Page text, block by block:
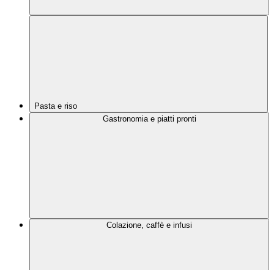
Pasta e riso
Gastronomia e piatti pronti
Colazione, caffè e infusi